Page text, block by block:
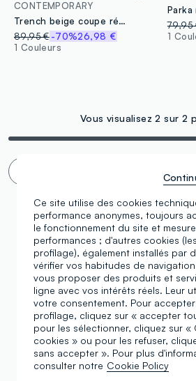
CONTEMPORARY
Trench beige coupe régulière avec fermeture à boutons
89,95 €-70%26,98 €
1 Couleurs
79,95
1
Vous visualisez 2 sur 2
Ce site utilise des cookies
performance anonymes, toujours
le fonctionnement du site et
performances ; d'autres cookies
profilage), également installés par
vérifier vos habitudes de
vous proposer des produits et
ligne avec vos intérêts réels. Leur
votre consentement. Pour
profilage, cliquez sur « accepter
pour les sélectionner, cliquez sur «
cookies » ou pour les refuser,
sans accepter ». Pour plus
consulter notre Cookie Policy